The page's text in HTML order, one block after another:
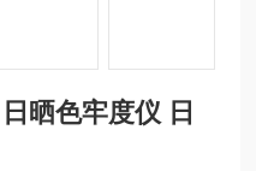
晒色牢度仪 日